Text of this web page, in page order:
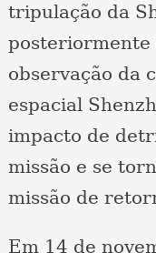
tripulação da
posteriormente
observação da
espacial
impacto de
missão e se
missão de
Em 14 de